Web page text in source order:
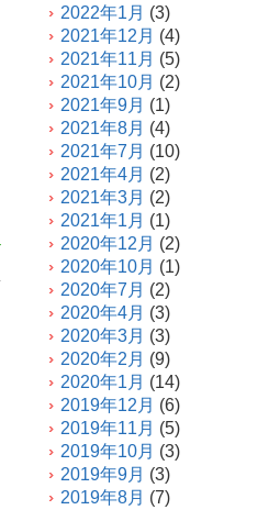
2022年1月 (3)
2021年12月 (4)
2021年11月 (5)
2021年10月 (2)
2021年9月 (1)
2021年8月 (4)
2021年7月 (10)
2021年4月 (2)
2021年3月 (2)
2021年1月 (1)
2020年12月 (2)
2020年10月 (1)
2020年7月 (2)
2020年4月 (3)
2020年3月 (3)
2020年2月 (9)
2020年1月 (14)
2019年12月 (6)
2019年11月 (5)
2019年10月 (3)
2019年9月 (3)
2019年8月 (7)